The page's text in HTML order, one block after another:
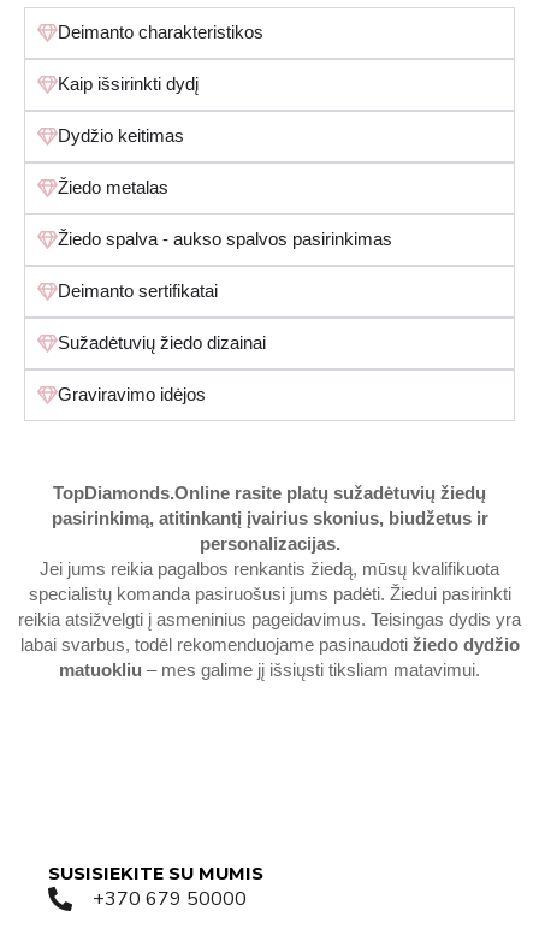
Deimanto charakteristikos
Kaip išsirinkti dydį
Dydžio keitimas
Žiedo metalas
Žiedo spalva - aukso spalvos pasirinkimas
Deimanto sertifikatai
Sužadėtuvių žiedo dizainai
Graviravimo idėjos
TopDiamonds.Online rasite platų sužadėtuvių žiedų
pasirinkimą, atitinkantį įvairius skonius, biudžetus ir
personalizacijas.
Jei jums reikia pagalbos renkantis žiedą, mūsų kvalifikuota
specialistų komanda pasiruošusi jums padėti. Žiedui pasirinkti
reikia atsižvelgti į asmeninius pageidavimus. Teisingas dydis yra
labai svarbus, todėl rekomenduojame pasinaudoti žiedo dydžio
matuokliu – mes galime jį išsiųsti tiksliam matavimui.
SUSISIEKITE SU MUMIS
+370 679 50000